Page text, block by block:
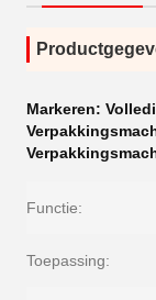
Markeren:
Functie:
Toepassing: